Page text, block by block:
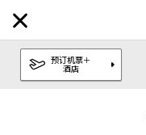
预订机票＋
酒店